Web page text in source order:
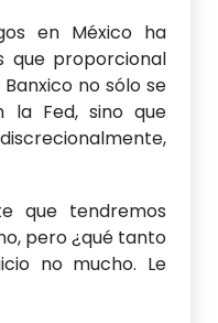
en México ha
que proporcional
no sólo se
la Fed, sino que
que tendremos
pero ¿qué tanto
no mucho. Le